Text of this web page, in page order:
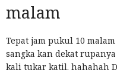
malam
Tepat jam pukul 10
sangka kan dekat
kali tukar katil. hahahah